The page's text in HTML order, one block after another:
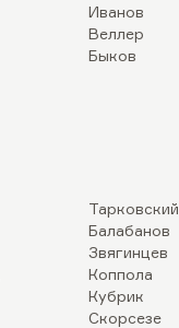
Иванов
Веллер
Быков
Тарковский
Балабанов
Звягинцев
Коппола
Кубрик
Скорсезе